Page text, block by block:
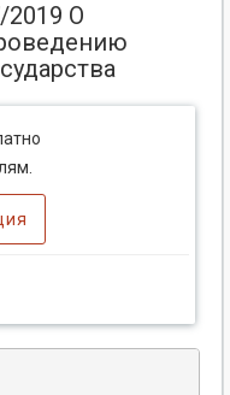
2019 О